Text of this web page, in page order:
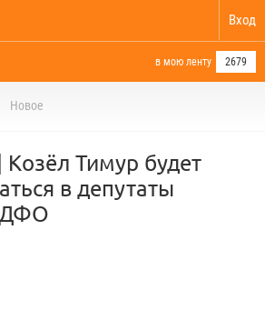
Вход
в мою ленту 2679
Новое
Тимур будет
в депутаты
ДФО